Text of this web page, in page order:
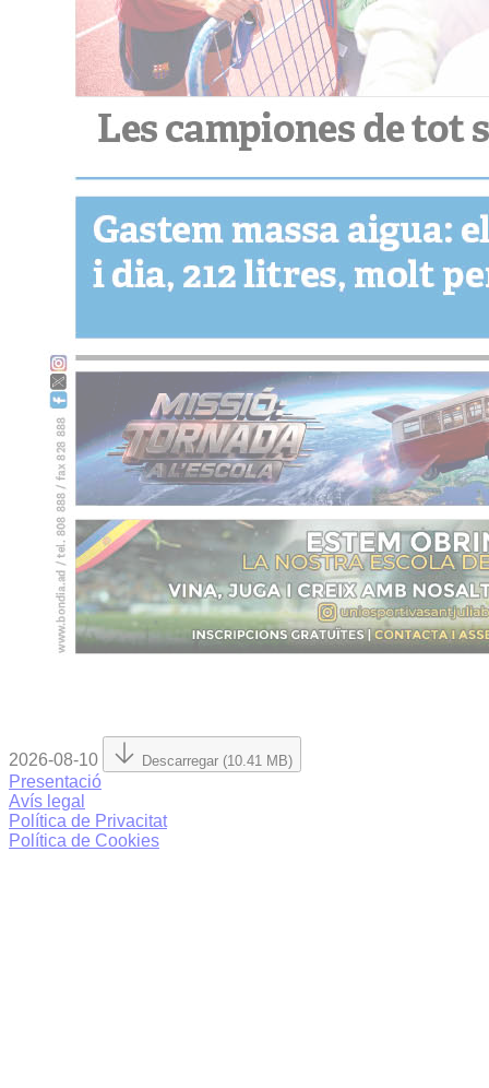
2026-08-10 Descarregar (10.41 MB)
Presentació
Avís legal
Política de Privacitat
Política de Cookies